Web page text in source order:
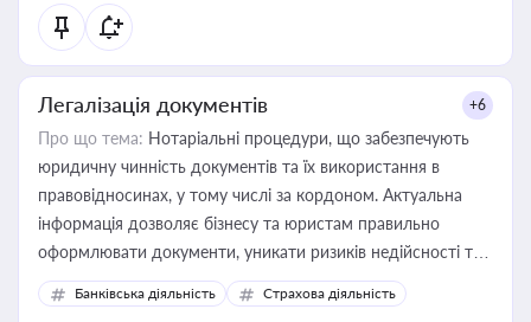
статусу суб'єктів оціночної діяльності
Легалізація документів +6
Про що тема: Нотаріальні процедури, що забезпечують
юридичну чинність документів та їх використання в
правовідносинах, у тому числі за кордоном. Актуальна
інформація дозволяє бізнесу та юристам правильно
оформлювати документи, уникати ризиків недійсності та
забезпечувати їх належне прийняття органами влади та
контрагентами
Банківська діяльність Страхова діяльність